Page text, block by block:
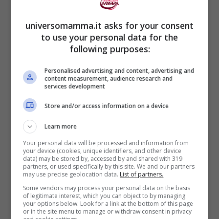
Scegli due ancore fisse. Dopo il caffè,
dieci squat + cinque minuti di camminata
sul posto. Prima di dormire, quindici minuti
diletturasu carta o e‑reader. Stacking
semplice, zero fronzoli. Prepara l’ambiente.
Scarpe vicino alla porta. Libro sul cuscino.
Timer a 15’. Se suona e vuoi continuare,
bonus; se no, missione compiuta. Accetta
varianti. Niente palestra? Camminata tra
due fermate. Salto della corda. Scale al
posto dell’ascensore. Niente romanzo?
Racconto breve, saggio, poesia. Anche
universomamma.it asks for your consent
to use your personal data for the
following purposes:
Personalised advertising and content, advertising and
content measurement, audience research and
services development
Store and/or access information on a device
Learn more
Your personal data will be processed and information from
your device (cookies, unique identifiers, and other device
data) may be stored by, accessed by and shared with 319
partners, or used specifically by this site. We and our partners
may use precise geolocation data. List of partners.
Some vendors may process your personal data on the basis
of legitimate interest, which you can object to by managing
your options below. Look for a link at the bottom of this page
or in the site menu to manage or withdraw consent in privacy